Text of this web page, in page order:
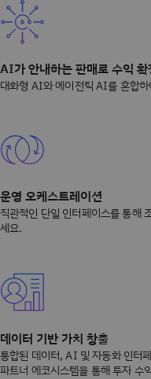
AI가 안내하는 판매로 수익 확
대화형 AI와 에이전틱 AI를 혼합
운영 오케스트레이션
직관적인 단일 인터페이스를 통해
세요.
데이터 기반 가치 창출
통합된 데이터, AI 및 자동화 인
파트너 에코시스템을 통해 투자